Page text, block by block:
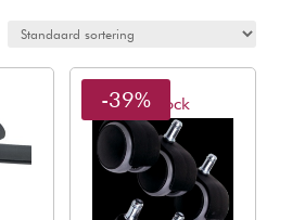
Efalock
-39%